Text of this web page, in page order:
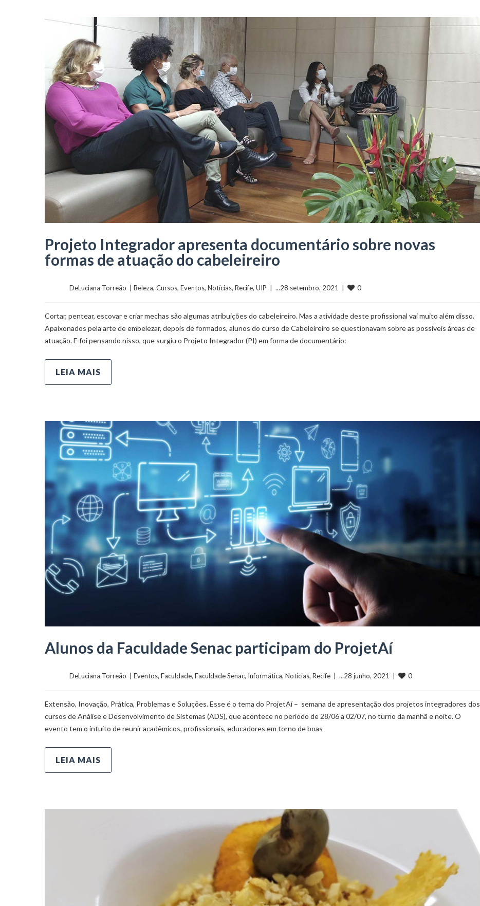
Projeto Integrador apresenta documentário sobre novas
formas de atuação do cabeleireiro
	    	DeLuciana Torreão  |
Beleza, Cursos, Eventos, Notícias, Recife, UIP
  |  ...28 setembro, 2021  |
0
Cortar, pentear, escovar e criar mechas são algumas atribuições do cabeleireiro. Mas a atividade deste profissional vai muito além disso.
Apaixonados pela arte de embelezar, depois de formados, alunos do curso de Cabeleireiro se questionavam sobre as possíveis áreas de
atuação. E foi pensando nisso, que surgiu o Projeto Integrador (PI) em forma de documentário:
LEIA MAIS
Alunos da Faculdade Senac participam do ProjetAí
	    	DeLuciana Torreão  |
Eventos, Faculdade, Faculdade Senac, Informática, Notícias, Recife
  |  ...28 junho, 2021  |
0
Extensão, Inovação, Prática, Problemas e Soluções. Esse é o tema do ProjetAí – semana de apresentação dos projetos integradores dos
cursos de Análise e Desenvolvimento de Sistemas (ADS), que acontece no período de 28/06 a 02/07, no turno da manhã e noite. O
evento tem o intuito de reunir acadêmicos, profissionais, educadores em torno de boas
LEIA MAIS